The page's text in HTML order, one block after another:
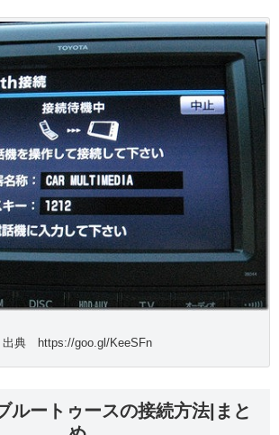
出典 https://goo.gl/KeeSFn
ルートゥースの接続方法|まと